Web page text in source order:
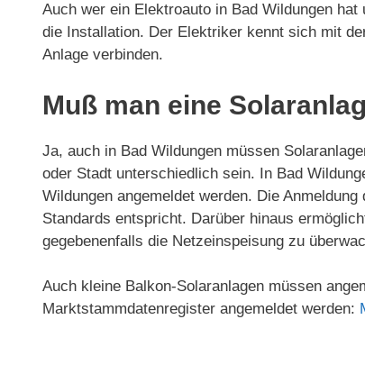
Auch wer ein Elektroauto in Bad Wildungen
die Installation. Der Elektriker kennt sich mit
Anlage verbinden.
Muß man eine
Ja, auch in Bad Wildungen müssen
oder Stadt unterschiedlich sein. In Bad
Wildungen angemeldet werden. Die
Standards entspricht. Darüber hinaus
gegebenenfalls die Netzeinspeisung zu
Auch kleine Balkon-Solaranlagen müssen
Marktstammdatenregister angemeldet werden: